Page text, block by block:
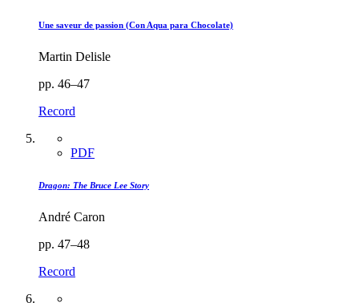
Une saveur de passion (Con Aqua para Chocolate)
Martin Delisle
pp. 46–47
Record
PDF
Dragon: The Bruce Lee Story
André Caron
pp. 47–48
Record